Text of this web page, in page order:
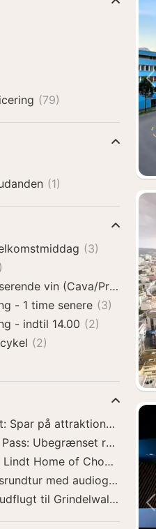
(79)
(1)
(3)
vin (Cava/Prosecco)
- 1 time senere (3)
- indtil 14.00 (2)
(2)
Entrébillet til